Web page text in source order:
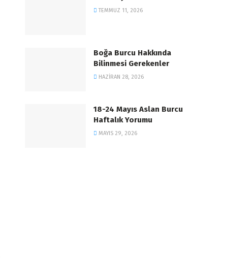
TEMMUZ 11, 2026
Boğa Burcu Hakkında
Bilinmesi Gerekenler
HAZIRAN 28, 2026
18-24 Mayıs Aslan Burcu
Haftalık Yorumu
MAYIS 29, 2026